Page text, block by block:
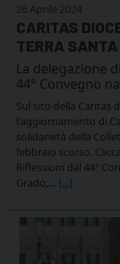
26 Aprile 2024
CARITAS
TERRA
La delegazione
44° Convegno
Sul sito della Caritas
l'aggiornamento di
solidarietà della
febbraio scorso.
Riflessioni dal 44°
Grado,… [...]